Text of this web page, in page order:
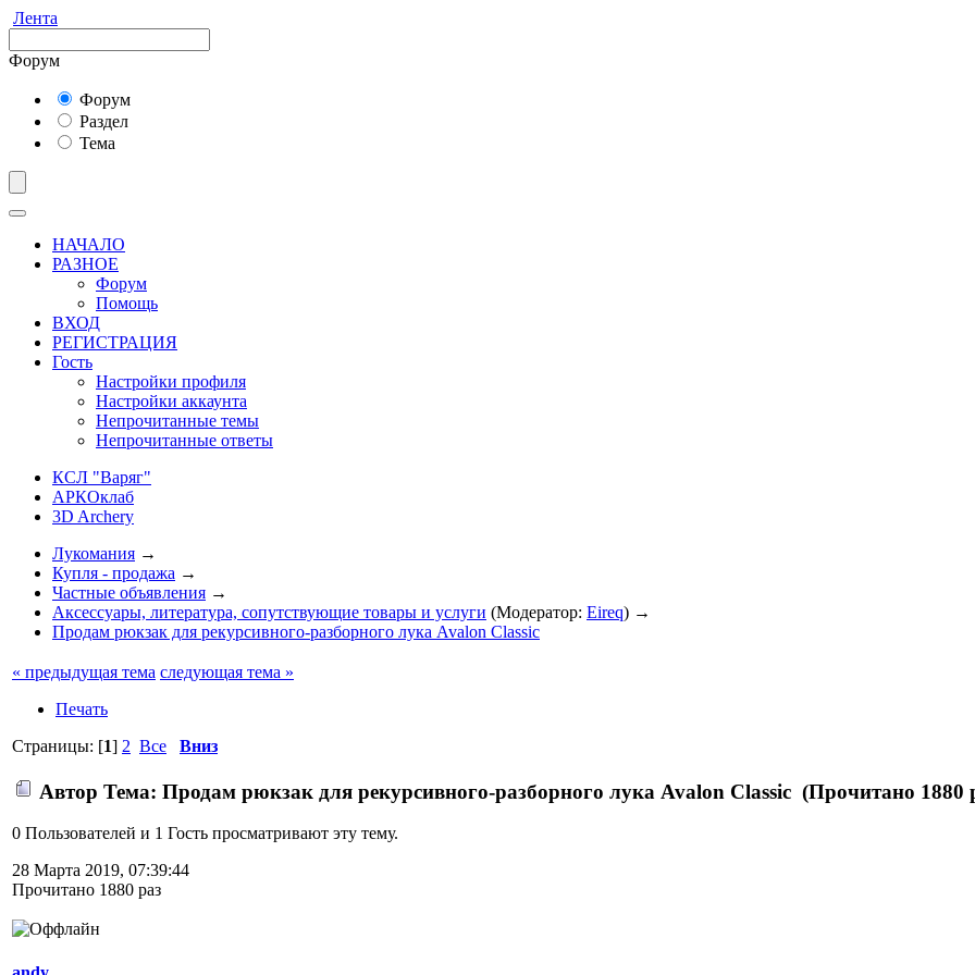
Лента
Форум
Форум
Раздел
Тема
НАЧАЛО
РАЗНОЕ
Форум
Помощь
ВХОД
РЕГИСТРАЦИЯ
Гость
Настройки профиля
Настройки аккаунта
Непрочитанные темы
Непрочитанные ответы
КСЛ "Варяг"
АРКОклаб
3D Archery
Лукомания →
Купля - продажа →
Частные объявления →
Аксессуары, литература, сопутствующие товары и услуги (Модератор: Eireq) →
Продам рюкзак для рекурсивного-разборного лука Avalon Classic
« предыдущая тема следующая тема »
Печать
Страницы: [1] 2 Все Вниз
Автор Тема: Продам рюкзак для рекурсивного-разборного лука Avalon Classic (Прочитано 1880
0 Пользователей и 1 Гость просматривают эту тему.
28 Марта 2019, 07:39:44
Прочитано 1880 раз